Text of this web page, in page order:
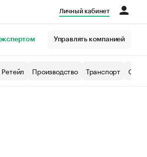
Личный кабинет
Управлять компанией
Ретейл Производство Транспорт